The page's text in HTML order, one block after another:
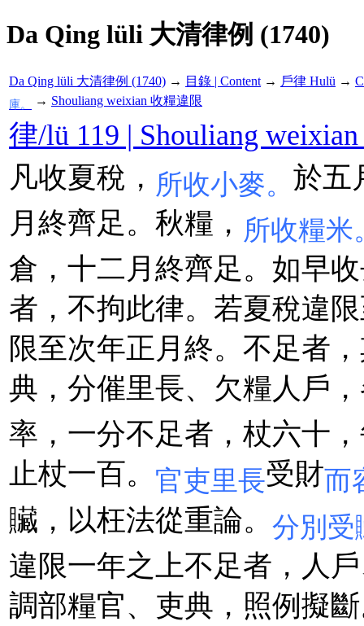
Da Qing lüli 大清律例 (1740)
Da Qing lüli 大清律例 (1740) → 目錄 | Content → 戶律 Hulü →
庫。 → Shouliang weixian 收糧違限
律/lü 119 | Shouliang
凡收夏稅， 所收小麥。 於五
月終齊足。秋糧， 所收糧米
倉，十二月終齊足。如早
者，不拘此律。若夏稅違
限至次年正月終。不足者
典，分催里長、欠糧人戶
率，一分不足者，杖六十
止杖一百。 官吏里長受財而
贜，以枉法從重論。 分別受
違限一年之上不足者，人
調部糧官、吏典，照例擬